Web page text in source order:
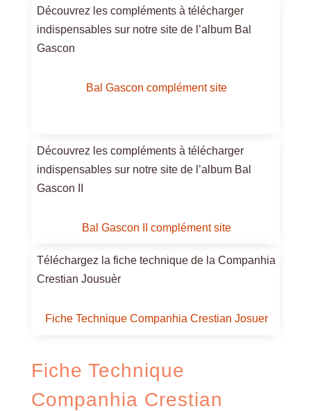
Découvrez les compléments à télécharger
indispensables sur notre site de l’album Bal
Gascon
Bal Gascon complément site
Découvrez les compléments à télécharger
indispensables sur notre site de l’album Bal
Gascon II
Bal Gascon II complément site
Téléchargez la fiche technique de la Companhia
Crestian Jousuèr
Fiche Technique Companhia Crestian Josuer
Fiche Technique
Companhia Crestian